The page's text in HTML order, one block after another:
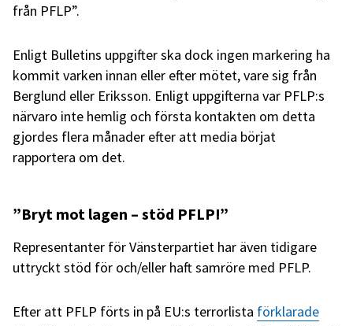
från PFLP”.
Enligt Bulletins uppgifter ska dock ingen markering ha
kommit varken innan eller efter mötet, vare sig från
Berglund eller Eriksson. Enligt uppgifterna var PFLP:s
närvaro inte hemlig och första kontakten om detta
gjordes flera månader efter att media börjat
rapportera om det.
”Bryt mot lagen – stöd PFLP!”
Representanter för Vänsterpartiet har även tidigare
uttryckt stöd för och/eller haft samröre med PFLP.
Efter att PFLP förts in på EU:s terrorlista förklarade